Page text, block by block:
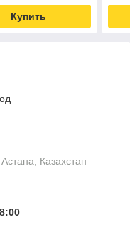
Купить
Казахстан